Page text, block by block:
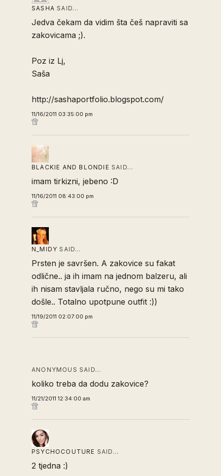
SASHA SAID…
Jedva čekam da vidim šta češ napraviti sa
zakovicama ;).
Poz iz Lj,
Saša
http://sashaportfolio.blogspot.com/
11/16/2011 03:35:00 pm
BLACKIE AND BLONDIE SAID…
imam tirkizni, jebeno :D
11/16/2011 08:43:00 pm
N_MIDY SAID…
Prsten je savršen. A zakovice su fakat
odlične.. ja ih imam na jednom balzeru, ali
ih nisam stavljala ručno, nego su mi tako
došle.. Totalno upotpune outfit :))
11/19/2011 02:07:00 pm
ANONYMOUS SAID…
koliko treba da dodu zakovice?
11/21/2011 12:34:00 am
PSYCHOCOUTURE SAID…
2 tjedna :)